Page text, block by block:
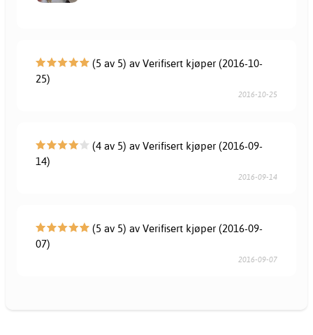
(5 av 5) av Verifisert kjøper (2016-10-
25)
2016-10-25
(4 av 5) av Verifisert kjøper (2016-09-
14)
2016-09-14
(5 av 5) av Verifisert kjøper (2016-09-
07)
2016-09-07